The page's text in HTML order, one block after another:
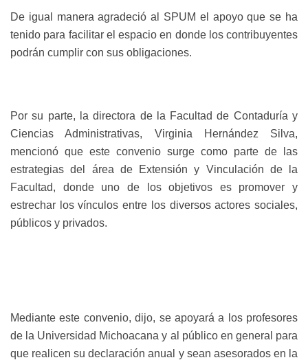
De igual manera agradeció al SPUM el apoyo que se ha
tenido para facilitar el espacio en donde los contribuyentes
podrán cumplir con sus obligaciones.
Por su parte, la directora de la Facultad de Contaduría y
Ciencias Administrativas, Virginia Hernández Silva,
mencionó que este convenio surge como parte de las
estrategias del área de Extensión y Vinculación de la
Facultad, donde uno de losobjetivos es promover y
estrechar los vínculos entre los diversos actores sociales,
públicos y privados.
Mediante este convenio, dijo, se apoyará a los profesores
de la Universidad Michoacana y al público en general para
que realicen su declaración anual y sean asesorados en la